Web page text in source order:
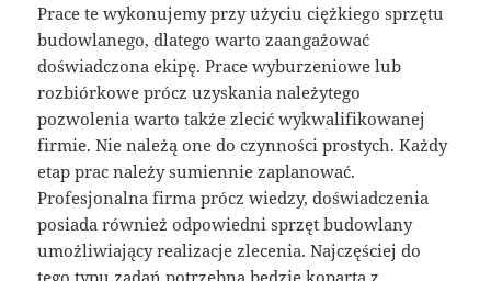
Prace te wykonujemy przy użyciu ciężkiego sprzętu
budowlanego, dlatego warto zaangażować
doświadczona ekipę. Prace wyburzeniowe lub
rozbiórkowe prócz uzyskania należytego
pozwolenia warto także zlecić wykwalifikowanej
firmie. Nie należą one do czynności prostych. Każdy
etap prac należy sumiennie zaplanować.
Profesjonalna firma prócz wiedzy, doświadczenia
posiada również odpowiedni sprzęt budowlany
umożliwiający realizacje zlecenia. Najczęściej do
tego typu zadań potrzebna będzie koparta z